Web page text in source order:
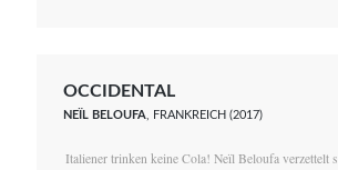
OCCIDENTAL
NEÏL BELOUFA , FRANKREICH (2017)
Italiener trinken keine Cola! Neïl Beloufa verzettelt